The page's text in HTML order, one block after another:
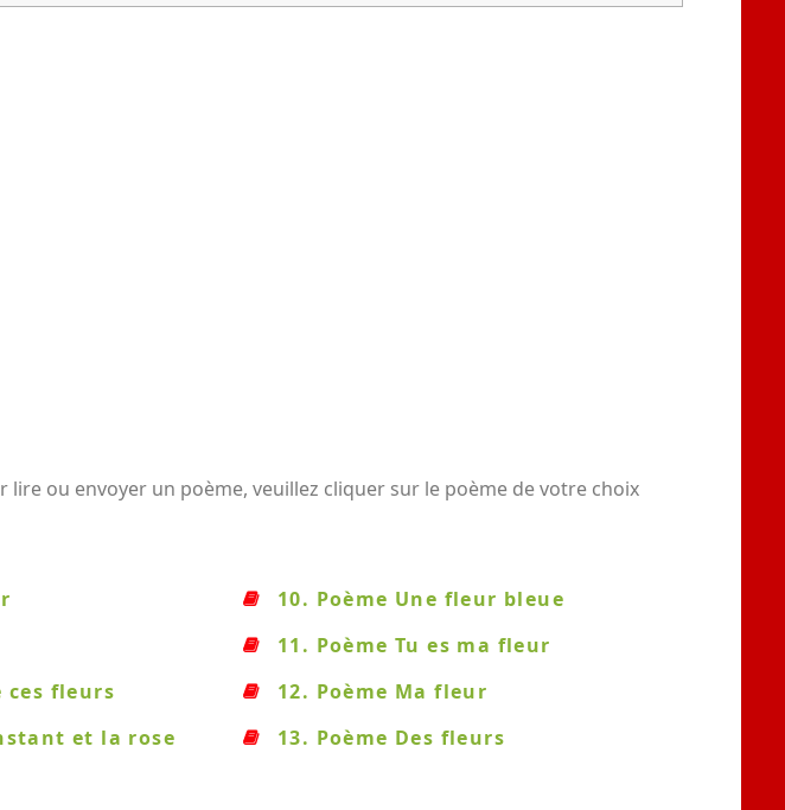
ou envoyer un poème, veuillez cliquer sur le poème de votre choix
ces fleurs
et la rose
10. Poème Une fleur bleue
11. Poème Tu es ma fleur
12. Poème Ma fleur
13. Poème Des fleurs